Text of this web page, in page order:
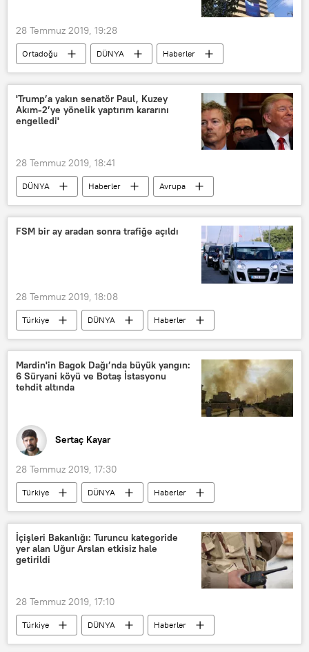
28 Temmuz 2019, 19:28
Ortadoğu DÜNYA
Haberler
Asya & Pasifik
İsrail
Tel Aviv
Likud
Benyamin Netanyahu
Vladimir Putin
Donald Trump
'Trump’a yakın senatör Paul, Kuzey
Akım-2’ye yönelik yaptırım kararını
engelledi'
28 Temmuz 2019, 18:41
DÜNYA Haberler
Avrupa
Kuzey Akım-2
ABD
Rusya
Rand Paul
Donald Trump
FSM bir ay aradan sonra trafiğe açıldı
28 Temmuz 2019, 18:08
Türkiye DÜNYA
Haberler
İstanbul
Fatih Sultan Mehmet Köprüsü
Mardin'in Bagok Dağı’nda büyük yangın:
6 Süryani köyü ve Botaş İstasyonu
tehdit altında
Sertaç Kayar
28 Temmuz 2019, 17:30
Türkiye DÜNYA
Haberler
Mardin
Nusaybin
Bagok Dağı
İçişleri Bakanlığı: Turuncu kategoride
yer alan Uğur Arslan etkisiz hale
getirildi
28 Temmuz 2019, 17:10
Türkiye DÜNYA
Haberler
İçişleri Bakanlığı
Şırnak
Ağrı